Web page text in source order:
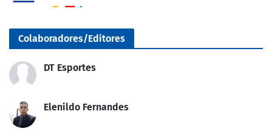
Colaboradores/Editores
DT Esportes
Elenildo Fernandes